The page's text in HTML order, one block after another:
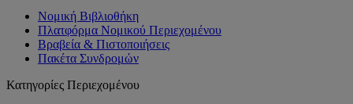
Νομική Βιβλιοθήκη
Πλατφόρμα Νομικού Περιεχομένου
Βραβεία & Πιστοποιήσεις
Πακέτα Συνδρομών
Κατηγορίες Περιεχομένου